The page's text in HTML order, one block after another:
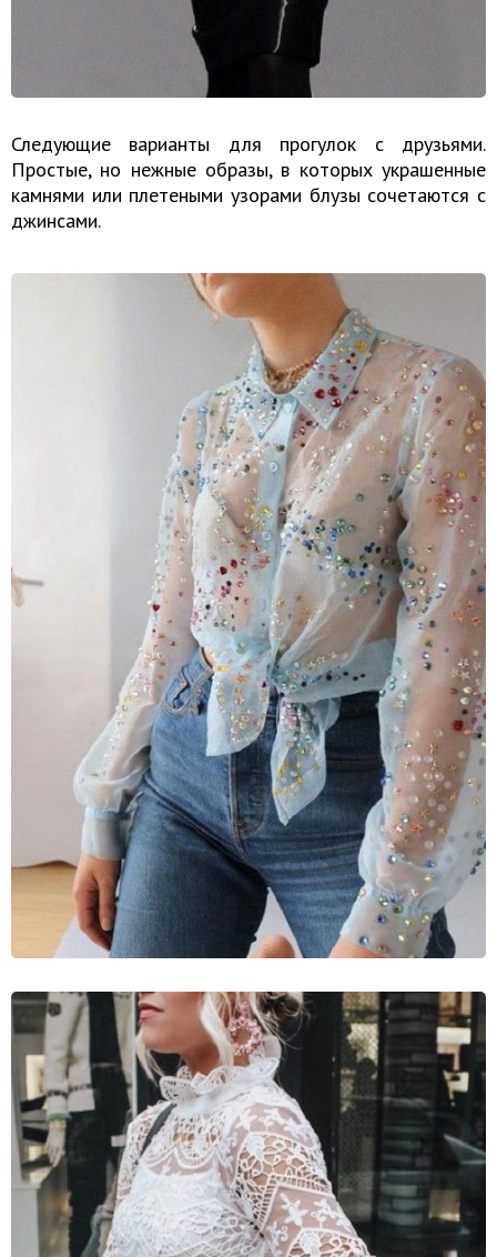
Следующие варианты для прогулок с друзьями.
Простые, но нежные образы, в которых украшенные
камнями или плетеными узорами блузы сочетаются с
джинсами.